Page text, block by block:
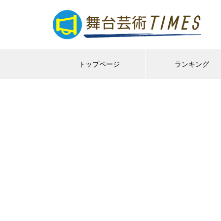
トップページ ランキング